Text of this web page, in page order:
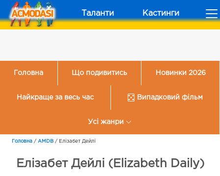
Таланти Кастинги
Головна Що подивитись Новинки 2026
Найкраще за весь час Випадковий фільм
Усі жанри
Головна / AMDB / Елізабет Дейлі
Елізабет Дейлі (Elizabeth Daily)